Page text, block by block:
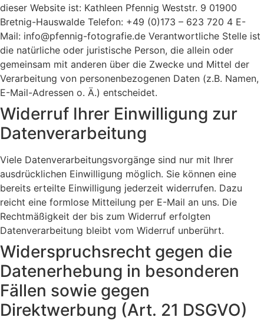
dieser Website ist: Kathleen Pfennig Weststr. 9 01900
Bretnig-Hauswalde Telefon: +49 (0)173 – 623 720 4 E-
Mail: info@pfennig-fotografie.de Verantwortliche Stelle ist
die natürliche oder juristische Person, die allein oder
gemeinsam mit anderen über die Zwecke und Mittel der
Verarbeitung von personenbezogenen Daten (z.B. Namen,
E-Mail-Adressen o. Ä.) entscheidet.
Widerruf Ihrer Einwilligung zur
Datenverarbeitung
Viele Datenverarbeitungsvorgänge sind nur mit Ihrer
ausdrücklichen Einwilligung möglich. Sie können eine
bereits erteilte Einwilligung jederzeit widerrufen. Dazu
reicht eine formlose Mitteilung per E-Mail an uns. Die
Rechtmäßigkeit der bis zum Widerruf erfolgten
Datenverarbeitung bleibt vom Widerruf unberührt.
Widerspruchsrecht gegen die
Datenerhebung in besonderen
Fällen sowie gegen
Direktwerbung (Art. 21 DSGVO)